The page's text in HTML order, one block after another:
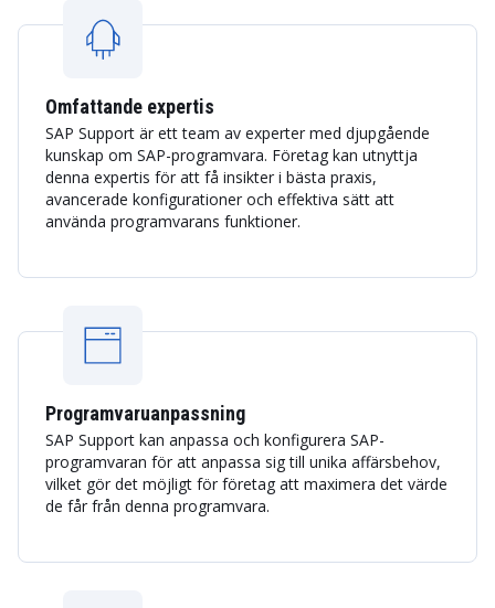
Omfattande expertis
SAP Support är ett team av experter med djupgående
kunskap om SAP-programvara. Företag kan utnyttja
denna expertis för att få insikter i bästa praxis,
avancerade konfigurationer och effektiva sätt att
använda programvarans funktioner.
Programvaruanpassning
SAP Support kan anpassa och konfigurera SAP-
programvaran för att anpassa sig till unika affärsbehov,
vilket gör det möjligt för företag att maximera det värde
de får från denna programvara.